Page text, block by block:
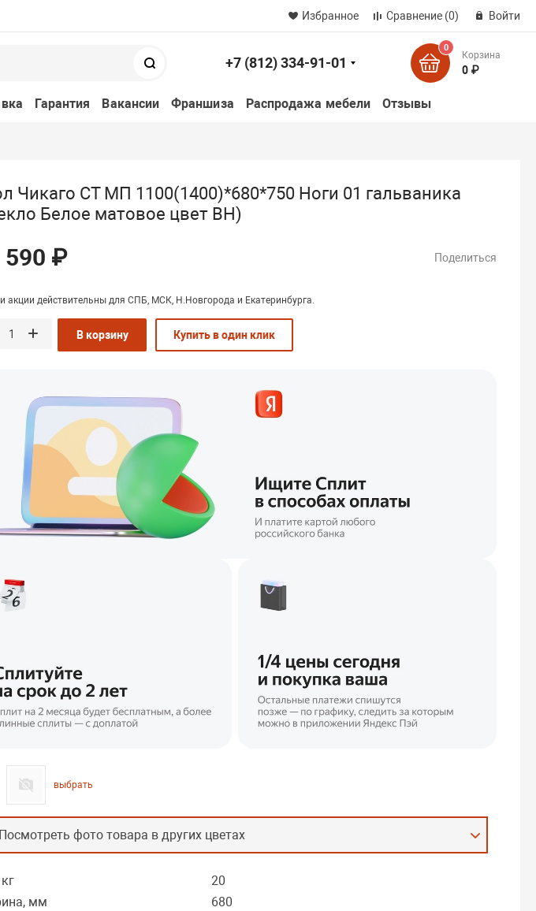
Избранное Сравнение (0) Войти
+7 (812) 334-91-01
0
Корзина
0 ₽
Гарантия Вакансии Франшиза Распродажа мебели Отзывы
Чикаго СТ МП 1100(1400)*680*750 Ноги 01 гальваника
Белое матовое цвет ВН)
590 ₽ Поделиться
акции действительны для СПБ, МСК, Н.Новгорода и Екатеринбурга.
В корзину Купить в один клик
выбрать
Посмотреть фото товара в других цветах
20
мм
680